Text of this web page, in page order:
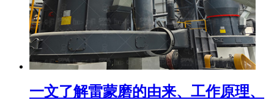
一文了解雷蒙磨的由来、工作原理、